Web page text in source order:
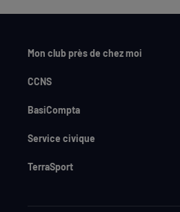
Mon club près de chez moi
CCNS
BasiCompta
Service civique
TerraSport